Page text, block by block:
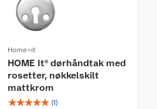
Home>it
HOME It® dørhåndtak med
rosetter, nøkkelskilt
mattkrom
☆☆☆☆☆ (1)